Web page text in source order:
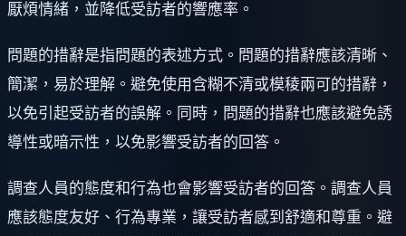
厭煩情緒，並降低受訪者的響應率。
問題的措辭是指問題的表述方式。問題的措辭應該清晰、
簡潔，易於理解。避免使用含糊不清或模稜兩可的措辭，
以免引起受訪者的誤解。同時，問題的措辭也應該避免誘
導性或暗示性，以免影響受訪者的回答。
調查人員的態度和行為也會影響受訪者的回答。調查人員
應該態度友好、行為專業，讓受訪者感到舒適和尊重。避